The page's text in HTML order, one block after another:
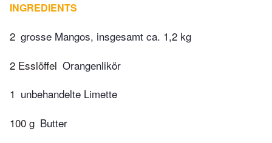
INGREDIENTS
2 grosse Mangos, insgesamt ca. 1,2 kg
2 Esslöffel Orangenlikör
1 unbehandelte Limette
100 g Butter